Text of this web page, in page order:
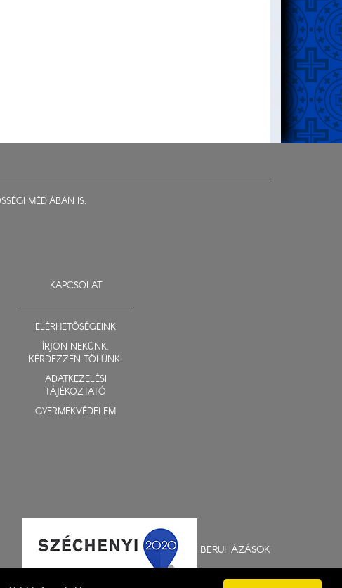
MÉDIÁBAN IS:
KAPCSOLAT
ELÉRHETŐSÉGEINK
ÍRJON NEKÜNK,
KÉRDEZZEN TŐLÜNK!
ADATKEZELÉSI
TÁJÉKOZTATÓ
GYERMEKVÉDELEM
BERUHÁZÁSOK